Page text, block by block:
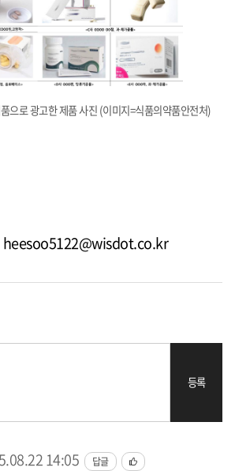
으로 광고한 제품 사진 (이미지=식품의약품안전처)
heesoo5122@wisdot.co.kr
등록
14:05 답글